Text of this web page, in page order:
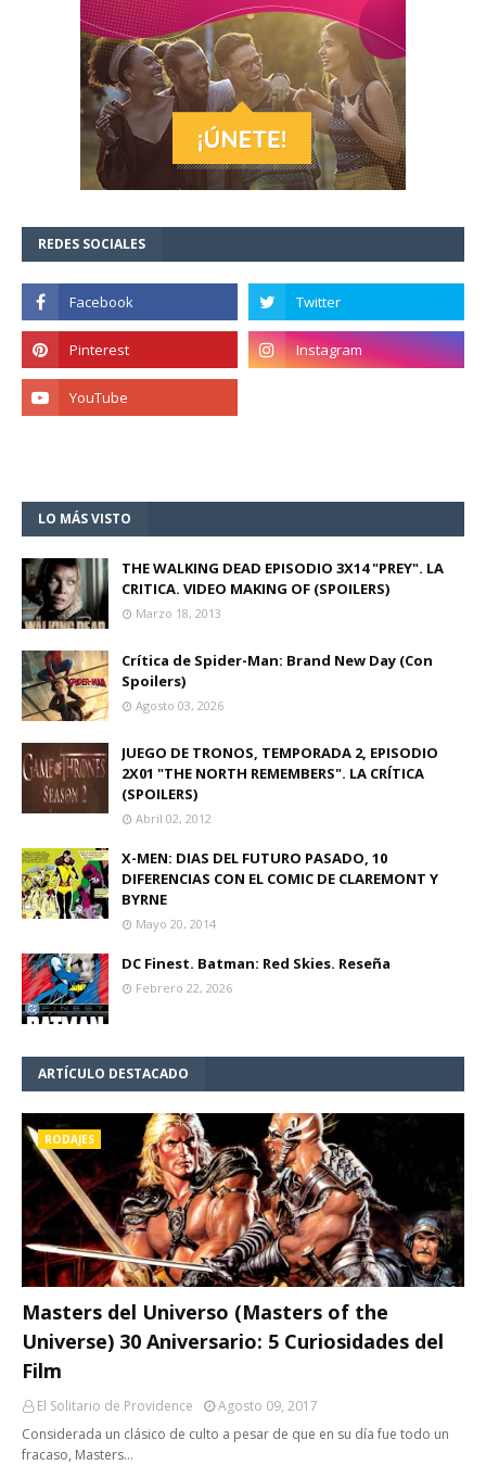
REDES SOCIALES
LO MÁS VISTO
THE WALKING DEAD EPISODIO 3X14 "PREY". LA
CRITICA. VIDEO MAKING OF (SPOILERS)
Marzo 18, 2013
Crítica de Spider-Man: Brand New Day (Con
Spoilers)
Agosto 03, 2026
JUEGO DE TRONOS, TEMPORADA 2, EPISODIO
2X01 "THE NORTH REMEMBERS". LA CRÍTICA
(SPOILERS)
Abril 02, 2012
X-MEN: DIAS DEL FUTURO PASADO, 10
DIFERENCIAS CON EL COMIC DE CLAREMONT Y
BYRNE
Mayo 20, 2014
DC Finest. Batman: Red Skies. Reseña
Febrero 22, 2026
ARTÍCULO DESTACADO
RODAJES
Masters del Universo (Masters of the
Universe) 30 Aniversario: 5 Curiosidades del
Film
El Solitario de Providence
Agosto 09, 2017
Considerada un clásico de culto a pesar de que en su día fue todo un
fracaso, Masters…